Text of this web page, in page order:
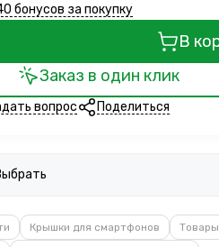
бонусов за покупку
В
Заказ в один клик
вопрос Поделиться
Крышки для смартфонов